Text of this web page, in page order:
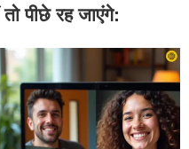
पीछे रह जाएंगे: